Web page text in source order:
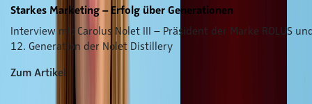
Starkes Marketing – Erfolg über Generationen
Interview mit Carolus Nolet III – Präsident der Marke ROLUS
12. Generation der Nolet Distillery
Zum Artikel